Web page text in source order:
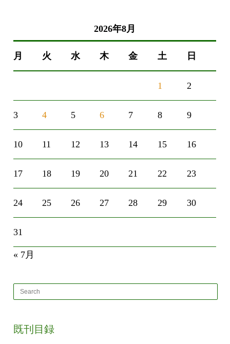
2026年8月
月 火 水 木 金 土 日
1 2
3 4 5 6 7 8 9
10 11 12 13 14 15 16
17 18 19 20 21 22 23
24 25 26 27 28 29 30
31
« 7月
既刊目録